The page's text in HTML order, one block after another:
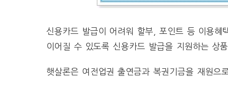
신용카드 발급이 어려워 할부, 포인트 등 이용혜
이어질 수 있도록 신용카드 발급을 지원하는 상품
햇살론은 여전업권 출연금과 복권기금을 재원으